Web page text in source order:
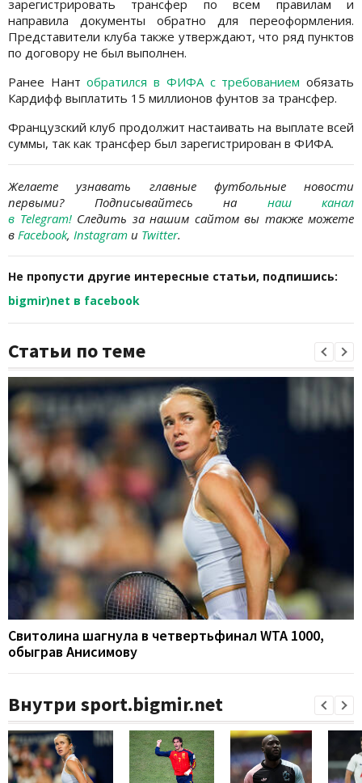
зарегистрировать трансфер по всем правилам и
направила документы обратно для переоформления.
Представители клуба также утверждают, что ряд пунктов
по договору не был выполнен.
Ранее Нантобратился в ФИФА с требованием обязать
Кардифф выплатить 15 миллионов фунтов за трансфер.
Французский клуб продолжит настаивать на выплате всей
суммы, так как трансфер был зарегистрирован в ФИФА.
Желаете узнавать
главные футбольные новости
первыми? Подписывайтесь на наш канал
в Telegram!Следить за нашим сайтом вы также можете
в Facebook, Instagram и Twitter.
Не пропусти другие интересные статьи, подпишись:
bigmir)net в facebook
Статьи по теме
Свитолина шагнула в четвертьфинал WTA 1000,
обыграв Анисимову
Внутри sport.bigmir.net